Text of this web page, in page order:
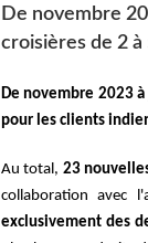
De novembre
croisières de 2
De novembre 2023
pour les clients
Au total, 23
collaboration avec
exclusivement des